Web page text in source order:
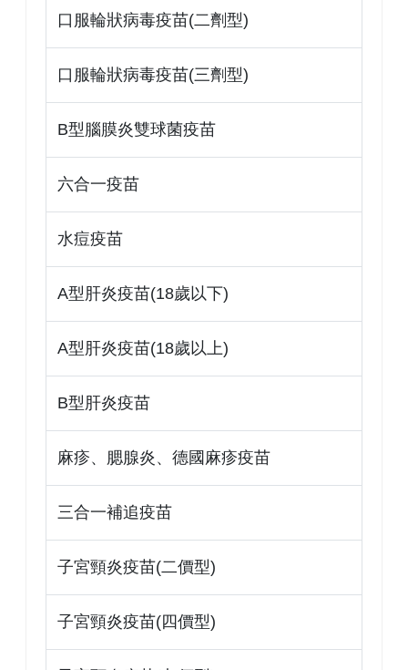
口服輪狀病毒疫苗(二劑型)
口服輪狀病毒疫苗(三劑型)
B型腦膜炎雙球菌疫苗
六合一疫苗
水痘疫苗
A型肝炎疫苗(18歲以下)
A型肝炎疫苗(18歲以上)
B型肝炎疫苗
麻疹、腮腺炎、德國麻疹疫苗
三合一補追疫苗
子宮頸炎疫苗(二價型)
子宮頸炎疫苗(四價型)